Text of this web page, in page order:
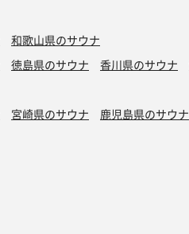
和歌山県のサウナ
徳島県のサウナ 香川県のサウナ
宮崎県のサウナ 鹿児島県のサウナ